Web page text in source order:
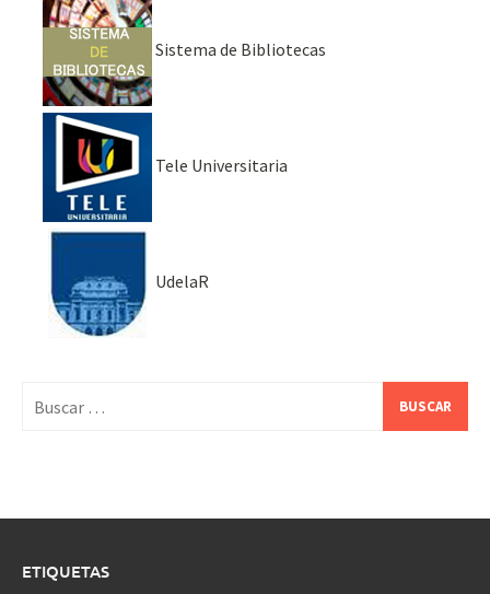
Sistema de Bibliotecas
Tele Universitaria
UdelaR
ETIQUETAS